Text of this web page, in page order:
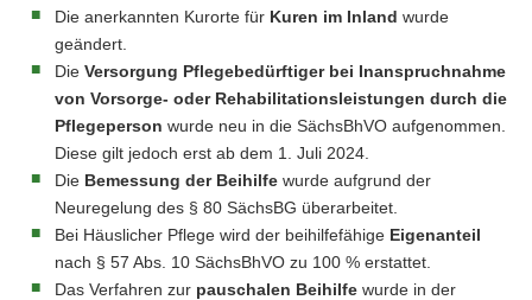
Die anerkannten Kurorte für Kuren im Inland wurde
geändert.
Die Versorgung Pflegebedürftiger bei Inanspruchnahme
von Vorsorge- oder Rehabilitationsleistungen durch die
Pflegeperson wurde neu in die SächsBhVO aufgenommen.
Diese gilt jedoch erst ab dem 1. Juli 2024.
Die Bemessung der Beihilfe wurde aufgrund der
Neuregelung des § 80 SächsBG überarbeitet.
Bei Häuslicher Pflege wird der beihilfefähige Eigenanteil
nach § 57 Abs. 10 SächsBhVO zu 100 % erstattet.
Das Verfahren zur pauschalen Beihilfe wurde in der